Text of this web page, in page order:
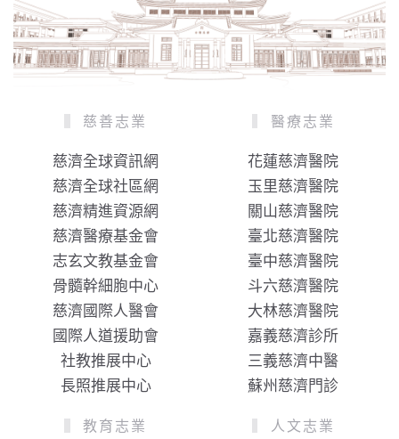
慈善志業
慈濟全球資訊網
慈濟全球社區網
慈濟精進資源網
慈濟醫療基金會
志玄文教基金會
骨髓幹細胞中心
慈濟國際人醫會
國際人道援助會
社教推展中心
長照推展中心
醫療志業
花蓮慈濟醫院
玉里慈濟醫院
關山慈濟醫院
臺北慈濟醫院
臺中慈濟醫院
斗六慈濟醫院
大林慈濟醫院
嘉義慈濟診所
三義慈濟中醫
蘇州慈濟門診
教育志業 人文志業